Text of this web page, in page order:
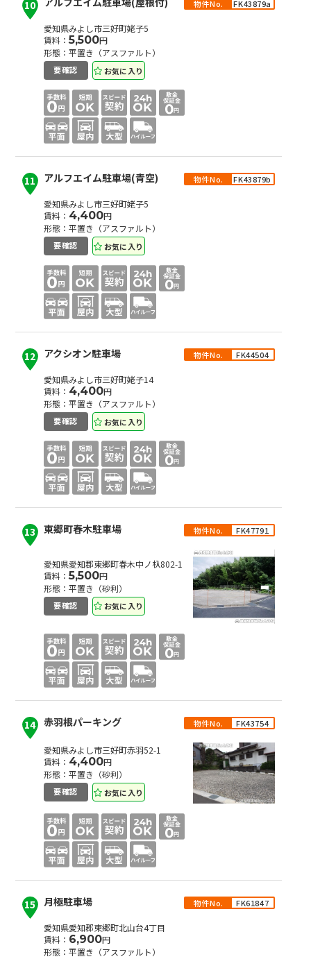
10 物件No. FK43879a
愛知県みよし市三好町姥子5
賃料：5,500円
形態：平置き（アスファルト）
お気に入り
要確認
11 アルフエイム駐車場(青空) 物件No. FK43879b
愛知県みよし市三好町姥子5
賃料： 4,400円
形態：平置き（アスファルト）
お気に入り
要確認
12 アクシオン駐車場 物件No. FK44504
愛知県みよし市三好町姥子14
賃料： 4,400円
形態：平置き（アスファルト）
お気に入り
要確認
13 東郷町春木駐車場 物件No. FK47791
愛知県愛知郡東郷町春木中ノ杁802-1
賃料：5,500円
形態：平置き（砂利）
お気に入り
要確認
14 赤羽根パーキング 物件No. FK43754
愛知県みよし市三好町赤羽52-1
賃料： 4,400円
形態：平置き（砂利）
お気に入り
要確認
15 月極駐車場 物件No. FK61847
愛知県愛知郡東郷町北山台4丁目
賃料： 6,900円
形態：平置き（アスファルト）